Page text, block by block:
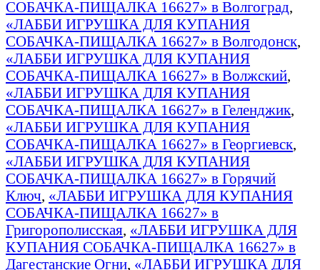
СОБАЧКА-ПИЩАЛКА 16627» в Волгоград,
«ЛАББИ ИГРУШКА ДЛЯ КУПАНИЯ
СОБАЧКА-ПИЩАЛКА 16627» в Волгодонск,
«ЛАББИ ИГРУШКА ДЛЯ КУПАНИЯ
СОБАЧКА-ПИЩАЛКА 16627» в Волжский,
«ЛАББИ ИГРУШКА ДЛЯ КУПАНИЯ
СОБАЧКА-ПИЩАЛКА 16627» в Геленджик,
«ЛАББИ ИГРУШКА ДЛЯ КУПАНИЯ
СОБАЧКА-ПИЩАЛКА 16627» в Георгиевск,
«ЛАББИ ИГРУШКА ДЛЯ КУПАНИЯ
СОБАЧКА-ПИЩАЛКА 16627» в Горячий
Ключ, «ЛАББИ ИГРУШКА ДЛЯ КУПАНИЯ
СОБАЧКА-ПИЩАЛКА 16627» в
Григорополисская, «ЛАББИ ИГРУШКА ДЛЯ
КУПАНИЯ СОБАЧКА-ПИЩАЛКА 16627» в
Дагестанские Огни, «ЛАББИ ИГРУШКА ДЛЯ